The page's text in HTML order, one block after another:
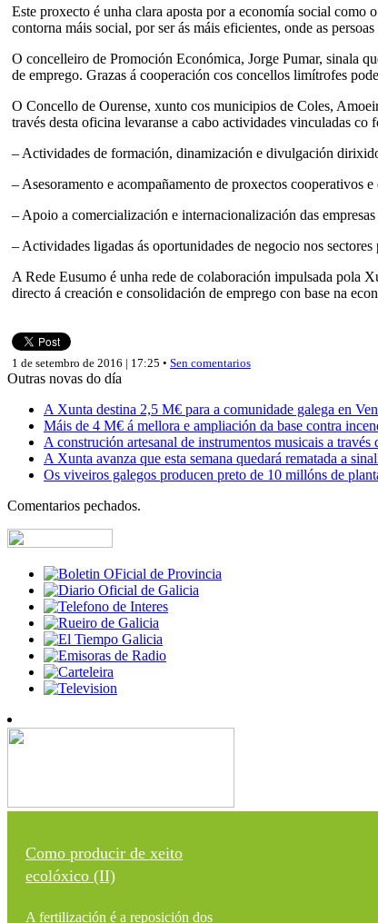
Este proxecto é unha clara aposta por a economía social como
contorna máis social, por ser ás máis eficientes, onde as
O concelleiro de Promoción Económica, Jorge Pumar, sinala
de emprego. Grazas á cooperación cos concellos limítrofes
O Concello de Ourense, xunto cos municipios de Coles,
través desta oficina levaranse a cabo actividades vinculadas
– Actividades de formación, dinamización e divulgación
– Asesoramento e acompañamento de proxectos cooperativos
– Apoio a comercialización e internacionalización das
– Actividades ligadas ás oportunidades de negocio nos
A Rede Eusumo é unha rede de colaboración impulsada pola
directo á creación e consolidación de emprego con base na
1 de setembro de 2016 | 17:25 • Sen comentarios
Outras novas do día
A Xunta destina 2,5 M€ para a comunidade galega en
Máis de 4 M€ á mellora e ampliación da base contra
A construción artesanal de instrumentos musicais a través
A Xunta avanza que esta semana quedará rematada a
Os viveiros galegos producen preto de 10 millóns de
Comentarios pechados.
Como producir de xeito
ecolóxico (II)
A fertilización é a reposición dos